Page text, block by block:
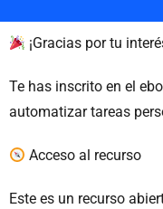
¡Gracias por tu
Te has inscrito en el
automatizar tareas
Acceso al recurso
Este es un recurso